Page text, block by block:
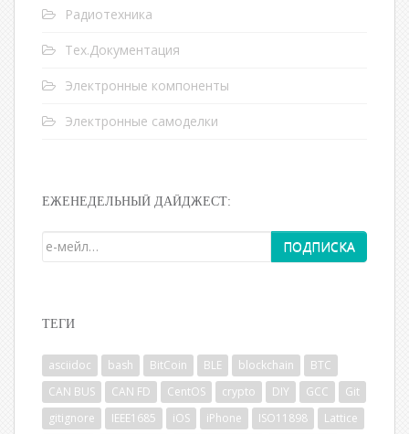
Радиотехника
Тех.Документация
Электронные компоненты
Электронные самоделки
ЕЖЕНЕДЕЛЬНЫЙ ДАЙДЖЕСТ:
ТЕГИ
asciidoc bash BitCoin BLE blockchain
BTC
CAN BUS
CAN FD CentOS crypto DIY GCC
Git
gitignore
IEEE1685 iOS iPhone ISO11898
Lattice